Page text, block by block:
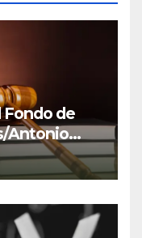
de
Antonio
de